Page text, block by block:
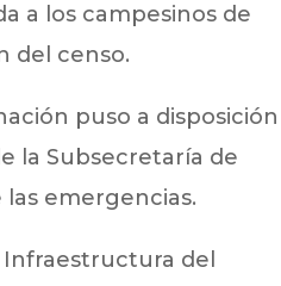
a los campesinos de
del censo.
puso a
la Subsecretaría de
emergencias.
del